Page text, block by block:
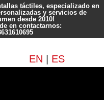
táctiles, especializado en
y servicios de
desde 2010!
en contactarnos:
EN ES